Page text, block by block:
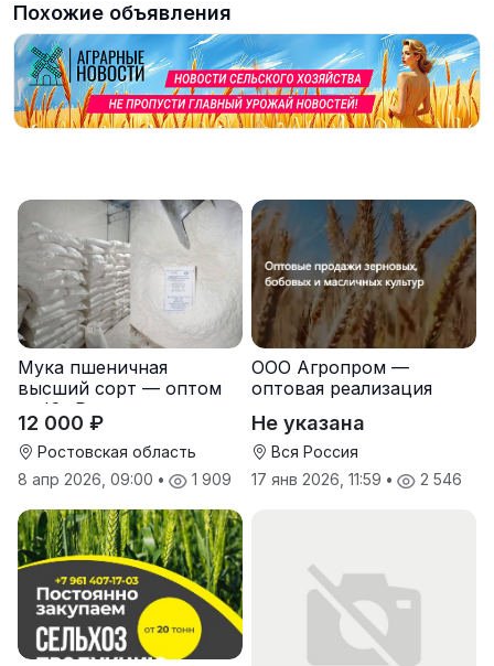
Похожие объявления
Мука пшеничная
высший сорт — оптом
от Юг Руси
12 000 ₽
Ростовская область
8 апр 2026, 09:00 • 1 909
ООО Агропром —
оптовая реализация
экспорт
Не указана
Вся Россия
17 янв 2026, 11:59 • 2 546